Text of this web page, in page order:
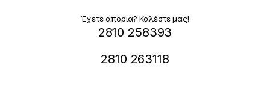
Έχετε απορία? Καλέστε μας!
2810 258393
2810 263118